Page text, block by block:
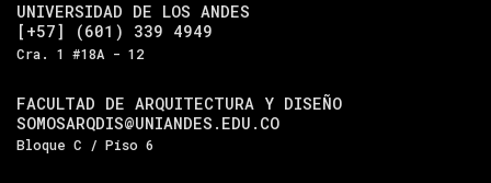
UNIVERSIDAD DE LOS ANDES
[+57] (601) 339 4949
Cra. 1 #18A - 12
FACULTAD DE ARQUITECTURA Y DISEÑO
SOMOSARQDIS@UNIANDES.EDU.CO
Bloque C / Piso 6